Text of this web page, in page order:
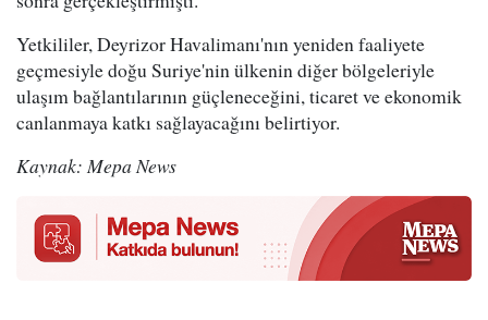
Yetkililer, Deyrizor Havalimanı'nın yeniden faaliyete
geçmesiyle doğu Suriye'nin ülkenin diğer bölgeleriyle
ulaşım bağlantılarının güçleneceğini, ticaret ve ekonomik
canlanmaya katkı sağlayacağını belirtiyor.
Kaynak: Mepa News